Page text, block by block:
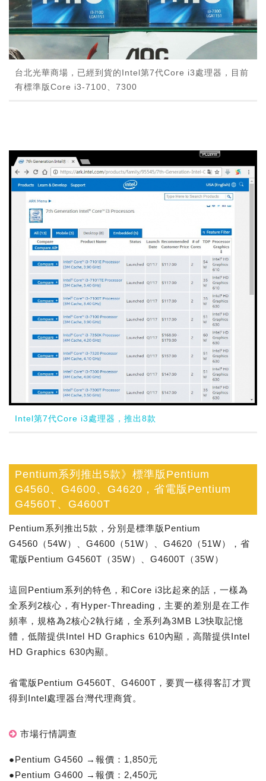
台北光華商場，已經到貨的Intel第7代Core i3處理器，目前
有標準版Core i3-7100、7300
Intel第7代Core i3處理器，推出8款
Pentium系列推出5款》標準版Pentium
G4560、G4600、G4620，省電版Pentium
G4560T、G4600T
Pentium系列推出5款，分別是標準版Pentium
G4560（54W）、G4600（51W）、G4620（51W），省
電版Pentium G4560T（35W）、G4600T（35W）
這回Pentium系列的特色，和Core i3比起來的話，一樣為
全系列2核心，有Hyper-Threading，主要的差別是在工作
頻率，規格為2核心2執行緒，全系列為3MB L3快取記憶
體，低階提供Intel HD Graphics 610內顯，高階提供Intel
HD Graphics 630內顯。
省電版Pentium G4560T、G4600T，要買一樣得客訂才買
得到Intel處理器台灣代理商貨。
市場行情調查
●Pentium G4560 →報價：1,850元
●Pentium G4600 →報價：2,450元